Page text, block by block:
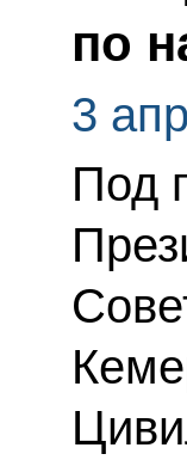
по
3
Под